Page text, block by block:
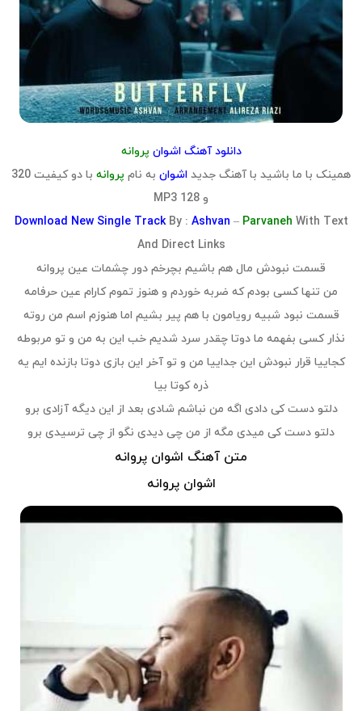
دانلود آهنگ اشوان پروانه
همینک با ما باشید با آهنگ جدید اشوان به نام پروانه
با دو کیفیت 320
و 128 MP3
Download New Single Track By : Ashvan – Parvaneh With Text
And Direct Links
قسمت نبودش مال هم باشیم بچرخم دور چشمات عین پروانه
من تنها کسی بودم که ضربه خوردم و هنوز تموم کارام عین حرفامه
قسمت نبود شبیه رویامون با هم پیر بشیم اما هنوزم اسم من روته
نذار کسی بفهمه ما دوتا چقدر سرد شدیم خب این به من و تو مربوطه
کجاییا قرار نبودش این جداییا من و تو آخر این بازی دوتا بازنده ایم یه
ذره کوتا بیا
دلتو دست کی دادی اگه من نباشم شادی بعد از این دیگه آزادی برو
دلتو دست کی میدی مگه از من چی دیدی نگو از چی ترسیدی برو
متن آهنگ اشوان پروانه
اشوان پروانه